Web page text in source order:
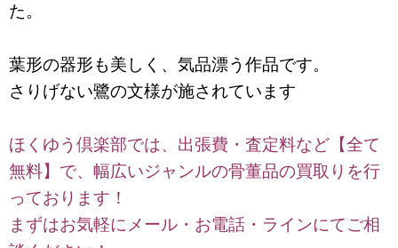
た。
葉形の器形も美しく、気品漂う作品です。
さりげない鷺の文様が施されています
ほくゆう倶楽部では、出張費・査定料など【全て
無料】で、幅広いジャンルの骨董品の買取りを行
っております！
まずはお気軽にメール・お電話・ラインにてご相